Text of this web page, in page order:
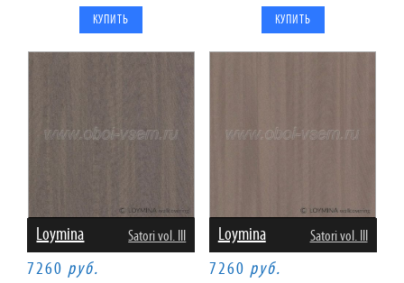
Loymina Satori vol. III
7260 руб.
Loymina Satori vol. III
7260 руб.